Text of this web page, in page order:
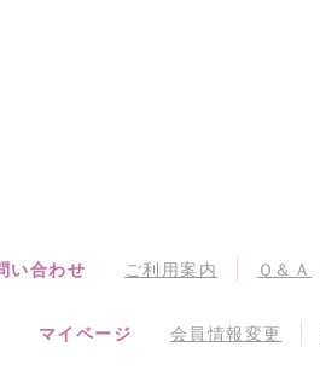
い合わせ ご利用案内 Ｑ＆Ａ
マイページ 会員情報変更